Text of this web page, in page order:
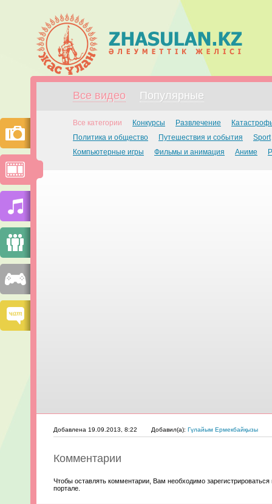
Все видео Популярные
Все категории Конкурсы Развлечение
Политика и общество
Путешествия и события
Sport
Компьютерные игры
Фильмы и анимация Аниме
Добавлена 19.09.2013, 8:22 Добавил(а): Гүлайым Ермекбайқызы
Комментарии
Чтобы оставлять комментарии, Вам необходимо зарегистрироваться
портале.